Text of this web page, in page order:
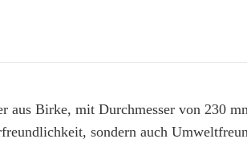
aus Birke, mit Durchmesser von 230
sondern auch